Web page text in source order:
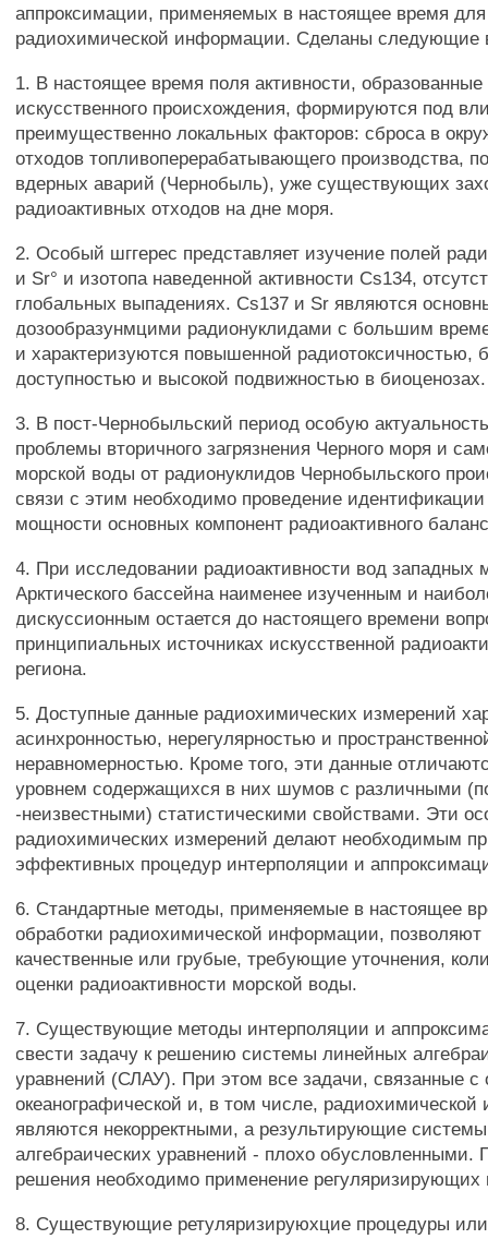
аппроксимации, применяемых в настоящее время для
радиохимической информации. Сделаны следующие
1. В настоящее время поля активности,
искусственного происхождения, формируются под
преимущественно локальных факторов: сброса в
отходов топливоперерабатывающего производства,
вдерных аварий (Чернобыль), уже существующих
радиоактивных отходов на дне моря.
2. Особый шггерес представляет изучение полей
и Sr° и изотопа наведенной активности Cs134,
глобальных выпадениях. Cs137 и Sr являются
дозообразунмцими радионуклидами с большим
и характеризуются повышенной радиотоксичностью,
доступностью и высокой подвижностью в биоценозах.
3. В пост-Чернобыльский период особую
проблемы вторичного загрязнения Черного моря и
морской воды от радионуклидов Чернобыльского
связи с этим необходимо проведение
мощности основных компонент радиоактивного
4. При исследовании радиоактивности вод западных
Арктического бассейна наименее изученным и
дискуссионным остается до настоящего времени
принципиальных источниках искусственной
региона.
5. Доступные данные радиохимических измерений
асинхронностью, нерегулярностью и
неравномерностью. Кроме того, эти данные
уровнем содержащихся в них шумов с различными
-неизвестными) статистическими свойствами. Эти
радиохимических измерений делают необходимым
эффективных процедур интерполяции и
6. Стандартные методы, применяемые в настоящее
обработки радиохимической информации,
качественные или грубые, требующие уточнения,
оценки радиоактивности морской воды.
7. Существующие методы интерполяции и
свести задачу к решению системы линейных
уравнений (СЛАУ). При этом все задачи, связанные с
океанографической и, в том числе,
являются некорректными, а результирующие
алгебраических уравнений - плохо обусловленными.
решения необходимо применение регуляризирующих
8. Существующие ретуляризируюхцие процедуры